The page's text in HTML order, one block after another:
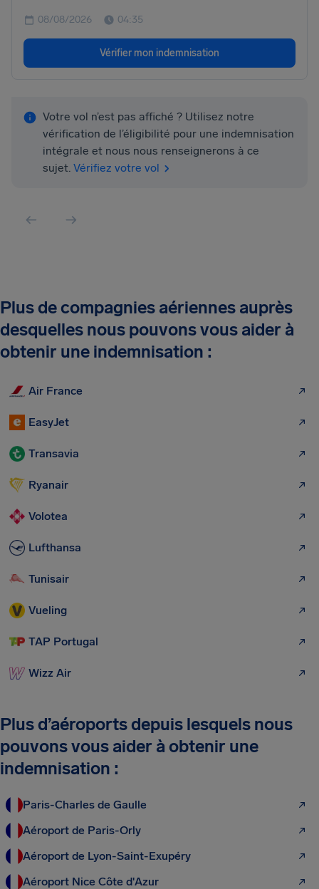
08/08/2026 04:35
Vérifier mon indemnisation
Votre vol n’est pas affiché ? Utilisez notre
vérification de l’éligibilité pour une indemnisation
intégrale et nous nous renseignerons à ce
sujet. Vérifiez votre vol
Plus de compagnies aériennes auprès
desquelles nous pouvons vous aider à
obtenir une indemnisation :
Air France
EasyJet
Transavia
Ryanair
Volotea
Lufthansa
Tunisair
Vueling
TAP Portugal
Wizz Air
Plus d’aéroports depuis lesquels nous
pouvons vous aider à obtenir une
indemnisation :
Paris-Charles de Gaulle
Aéroport de Paris-Orly
Aéroport de Lyon-Saint-Exupéry
Aéroport Nice Côte d'Azur